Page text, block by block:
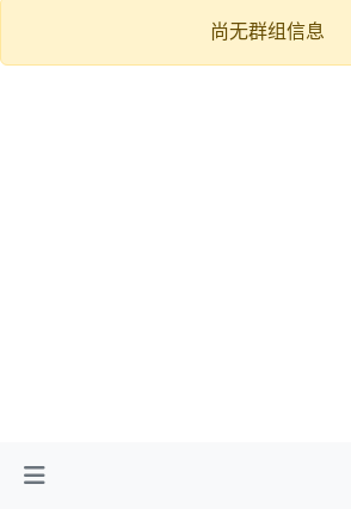
尚无群组信息